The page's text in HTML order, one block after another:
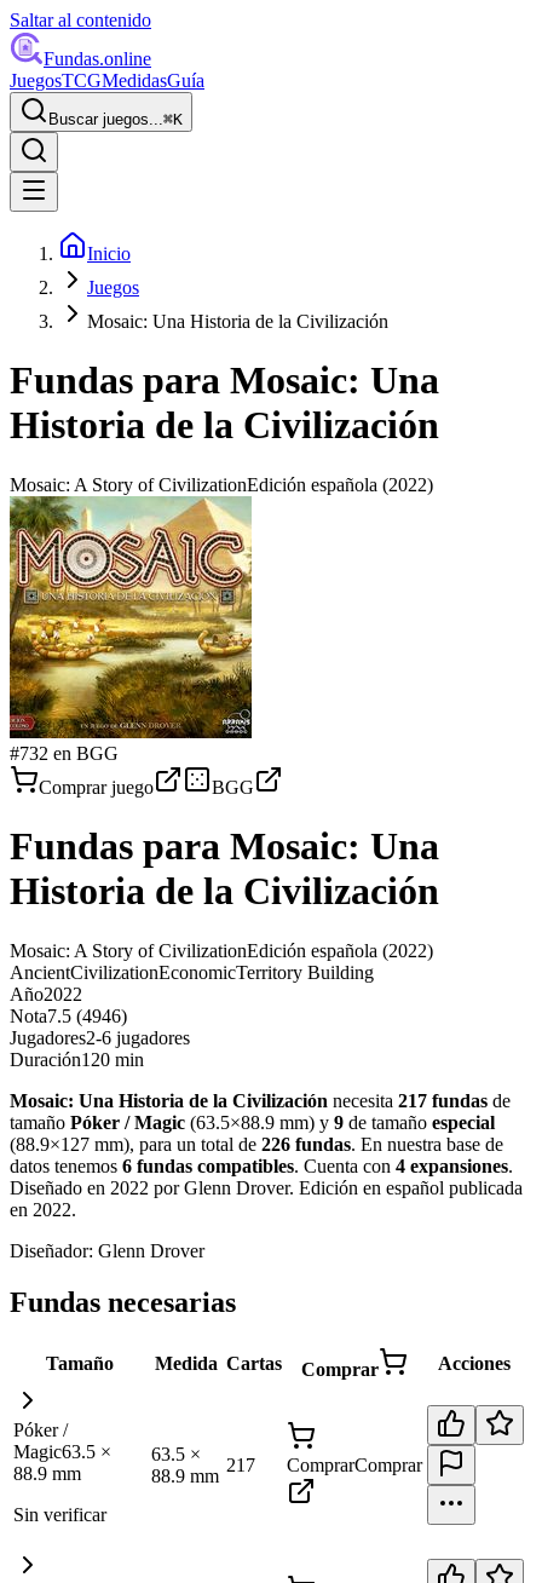
Saltar al contenido
Fundas.online
JuegosTCGMedidasGuía
Buscar juegos...⌘K
Inicio
Juegos
Mosaic: Una Historia de la Civilización
Fundas para Mosaic: Una
Historia de la Civilización
Mosaic: A Story of CivilizationEdición española (2022)
#732 en BGG
Comprar juego
BGG
Fundas para Mosaic: Una
Historia de la Civilización
Mosaic: A Story of CivilizationEdición española (2022)
AncientCivilizationEconomicTerritory Building
Año2022
Nota7.5 (4946)
Jugadores2-6 jugadores
Duración120 min
Mosaic: Una Historia de la Civilización necesita 217 fundas de
tamaño Póker / Magic (63.5×88.9 mm) y 9 de tamaño especial
(88.9×127 mm), para un total de 226 fundas. En nuestra base de
datos tenemos 6 fundas compatibles. Cuenta con 4 expansiones.
Diseñado en 2022 por Glenn Drover. Edición en español publicada
en 2022.
Diseñador: Glenn Drover
Fundas necesarias
Tamaño Medida Cartas Comprar Acciones
Póker /
Magic63.5 ×
88.9 mm
Sin verificar
63.5 ×
88.9 mm
217 ComprarComprar